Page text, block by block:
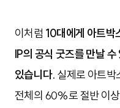
이처럼 10대에게 아트박
IP의 공식 굿즈를 만날
있습니다. 실제로 아트박
전체의 60%로 절반 이